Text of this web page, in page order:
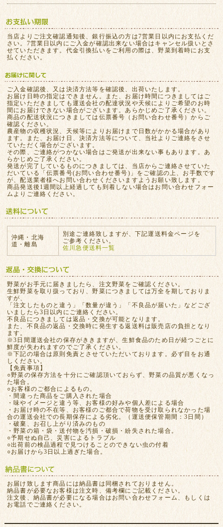
当店よりご注文確認通知後、銀行振込の方は7営業日以内にお支払くだ
さい。7営業日以内にご入金が確認出来ない場合はキャンセル扱いとさ
せていただきます。代金引換払いをご利用の際は、野菜到着時にお支
払ください。
ご入金確認後、又は決済方法等を確認後、出荷いたします。
お届け日時の指定はできません。また、お届け時間につきましてはご
指定いただきましても運送会社の配達状況や天候によりご希望のお時
間にお届けできない場合がございます。あらかじめご了承ください。
商品の配送状況につきましては伝票番号（お問い合わせ番号）からご
確認ください。
農産物の収穫状況、天候等によりお届けまで日数がかかる場合があり
ます。また、お届け日、決済方法等について、当社よりご連絡をさせ
ていただく場合がございます。
その際、ご連絡がつかない場合はご発送が出来ない事もあります。あ
らかじめご了承ください。
発送が完了しているものにつきましては、当店からご連絡させていた
だいている「伝票番号(お問い合わせ番号)」をご確認の上、お手数です
が、配送業者様へお問い合わせくださいますようお願い致します。
商品発送後1週間以上経過しても到着しない場合はお問い合わせフォー
ムよりご連絡ください。
沖縄・北海
道・離島
別途ご連絡致しますが、下記運送料金ページを
ご参考ください。
佐川急便送料一覧
野菜がお手元に届きましたら、注文野菜をご確認ください。
生鮮野菜を取り扱っており、野菜につきましては万全を期しておりま
すが、
「注文したものと違う」「数量が違う」「不良品が届いた」などござ
いましたら3日以内にご連絡ください。
不良品につきましては返品・交換が可能となります。
また、不良品の返品・交換時に発生する返送料は販売店の負担となり
ます。
※3日間運送会社の保存がききますが、生鮮食品のため日が経つごとに
鮮度が失われますのでご了承ください。
※下記の場合は原則免責とさせていただいております。必ず目をお通
しください。
【免責事項】
○野菜の保存方法を十分にご確認頂いておらず、野菜の品質が悪くなっ
た場合。
○お客様のご都合によるもの。
・間違った商品をご購入された場合
・味やイメージと違う等、お客様の好みや個人差による場合
・お届け時の不在等、お客様のご都合で荷物を受け取られなかった場
合の運送会社での長期保存による劣化。（運送便保管期間：3日間）
・破棄、お召し上がり済みのもの
・野菜の箱・袋・送付物を汚損・破損・紛失された場合。
○予期せぬ自己、災害によるトラブル
○出荷前の検品過程で見つけることのできない虫の付着
○お届けから3日以上過ぎた場合。
お届け致します商品には納品書は同梱されておりません。
納品書が必要なお客様は注文時、備考欄にご記載ください。
注文後、納品書が必要になる場合はお問い合わせフォーム、もしくは
お電話でご連絡ください。